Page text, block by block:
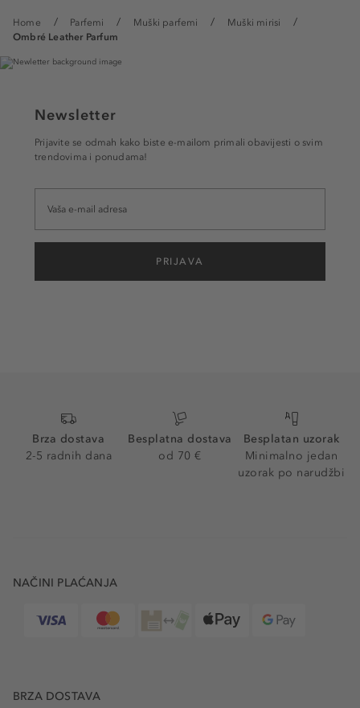
Home Parfemi Muški parfemi
Muški mirisi
Ombré Leather Parfum
Newsletter
Prijavite se odmah kako biste e-mailom primali obavijesti o svim
trendovima i ponudama!
PRIJAVA
Brza dostava
2-5 radnih dana
Besplatna dostava
od 70 €
Besplatan uzorak
Minimalno jedan
uzorak po narudžbi
NAČINI PLAĆANJA
BRZA DOSTAVA